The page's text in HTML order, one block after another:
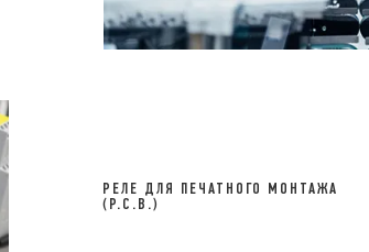
РЕЛЕ ДЛЯ ПЕЧАТНОГО МОНТАЖА
(P.C.B.)